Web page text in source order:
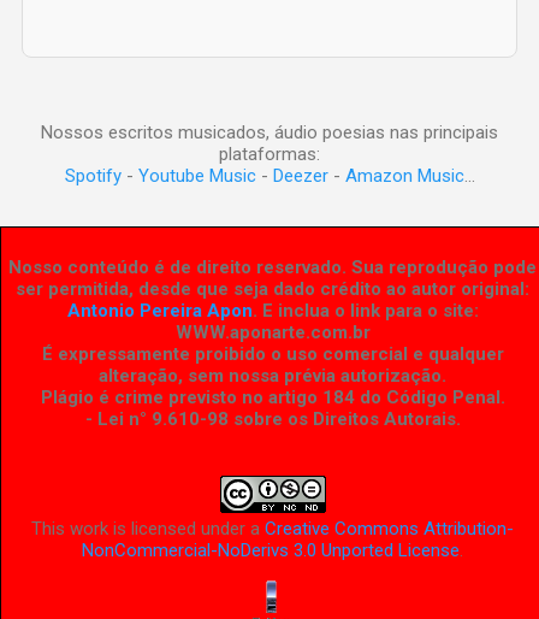
Nossos escritos musicados, áudio poesias nas principais
plataformas:
Spotify- Youtube Music- Deezer- Amazon Music...
Nosso conteúdo é de direito reservado. Sua reprodução pode
ser permitida, desde que seja dado crédito ao autor original:
Antonio Pereira Apon. E inclua o link para o site:
WWW.aponarte.com.br
É expressamente proibido o uso comercial e qualquer
alteração, sem nossa prévia autorização.
Plágio é crime previsto no artigo 184 do Código Penal.
- Lei n° 9.610-98 sobre os Direitos Autorais.
This work is licensed under aCreative Commons Attribution-
NonCommercial-NoDerivs 3.0 Unported License.